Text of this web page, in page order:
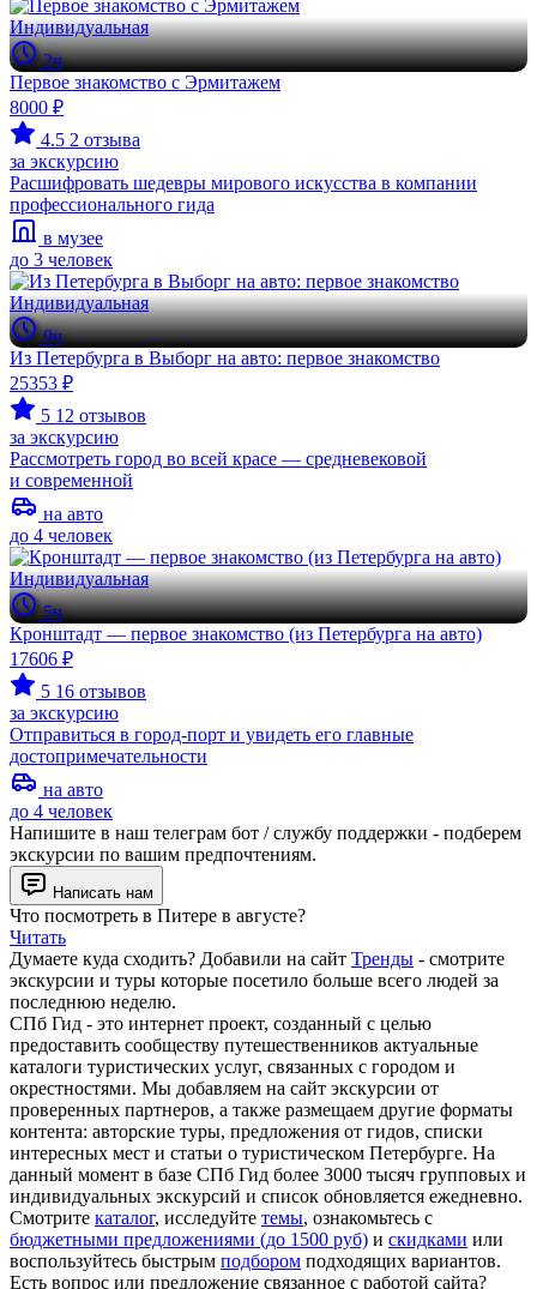
Индивидуальная
2ч
Первое знакомство с Эрмитажем
8000 ₽
4.5 2 отзыва
за экскурсию
Расшифровать шедевры мирового искусства в компании
профессионального гида
в музее
до 3 человек
Индивидуальная
9ч
Из Петербурга в Выборг на авто: первое знакомство
25353 ₽
5 12 отзывов
за экскурсию
Рассмотреть город во всей красе — средневековой
и современной
на авто
до 4 человек
Индивидуальная
5ч
Кронштадт — первое знакомство (из Петербурга на авто)
17606 ₽
5 16 отзывов
за экскурсию
Отправиться в город-порт и увидеть его главные
достопримечательности
на авто
до 4 человек
Напишите в наш телеграм бот / службу поддержки - подберем
экскурсии по вашим предпочтениям.
Написать нам
Что посмотреть в Питере в августе?
Читать
Думаете куда сходить? Добавили на сайт Тренды - смотрите
экскурсии и туры которые посетило больше всего людей за
последнюю неделю.
СПб Гид - это интернет проект, созданный с целью
предоставить сообществу путешественников актуальные
каталоги туристических услуг, связанных с городом и
окрестностями. Мы добавляем на сайт экскурсии от
проверенных партнеров, а также размещаем другие форматы
контента: авторские туры, предложения от гидов, списки
интересных мест и статьи о туристическом Петербурге. На
данный момент в базе СПб Гид более 3000 тысяч групповых и
индивидуальных экскурсий и список обновляется ежедневно.
Смотрите каталог, исследуйте темы, ознакомьтесь с
бюджетными предложениями (до 1500 руб) и скидками или
воспользуйтесь быстрым подбором подходящих вариантов.
Есть вопрос или предложение связанное с работой сайта?